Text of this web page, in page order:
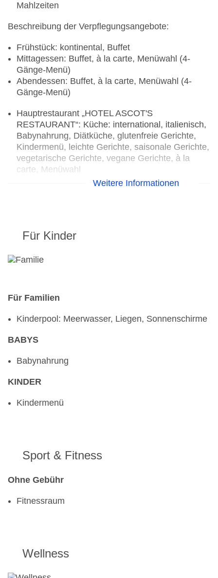
Mahlzeiten
Beschreibung der Verpflegungsangebote:
Frühstück: kontinental, Buffet
Mittagessen: Buffet, à la carte, Menüwahl (4-
Gänge-Menü)
Abendessen: Buffet, à la carte, Menüwahl (4-
Gänge-Menü)
Hauptrestaurant „HOTEL ASCOT'S
RESTAURANT“: Küche: international, italienisch,
Babynahrung, Diätküche, glutenfreie Gerichte,
Kindermenü, leichte Gerichte, saisonale Gerichte,
vegetarische Gerichte, vegane Gerichte, à la
carte, Menüwahl
Weitere Informationen
Für Kinder
Für Familien
Kinderpool: Meerwasser, Liegen, Sonnenschirme
BABYS
Babynahrung
KINDER
Kindermenü
Sport & Fitness
Ohne Gebühr
Fitnessraum
Wellness